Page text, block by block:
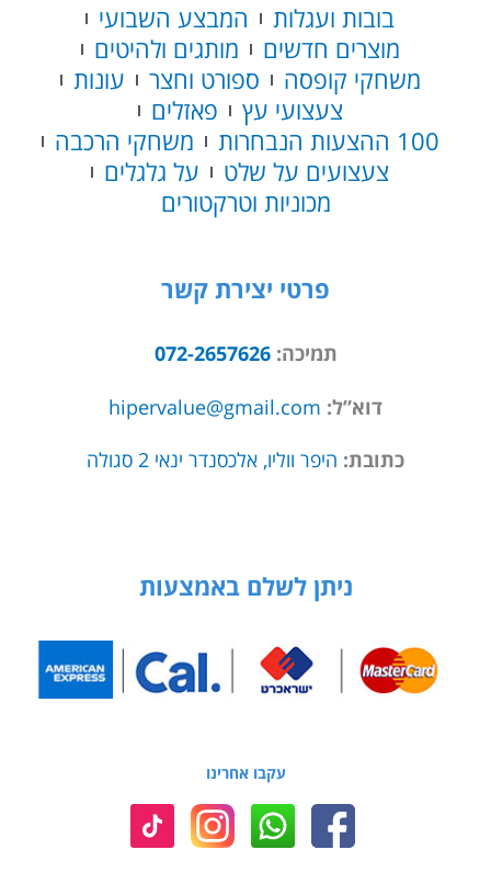
בובות ועגלות
המבצע השבועי
מוצרים חדשים
מותגים ולהיטים
משחקי קופסה
ספורט וחצר
עונות
צעצועי עץ
פאזלים
100 ההצעות הנבחרות
משחקי הרכבה
צעצועים על שלט
על גלגלים
מכוניות וטרקטורים
פרטי יצירת קשר
תמיכה:072-2657626
דוא”ל: hipervalue@gmail.com
כתובת: היפר ווליו, אלכסנדר ינאי 2 סגולה
ניתן לשלם באמצעות
עקבו אחרינו